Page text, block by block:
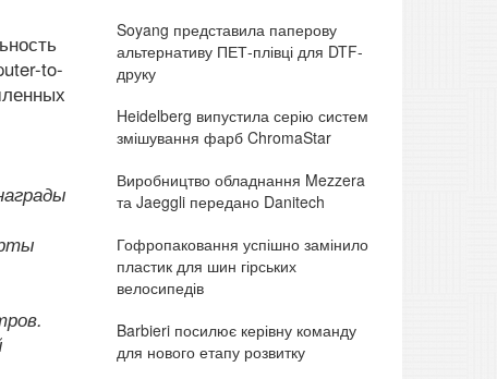
to-
Soyang представила паперову
альтернативу ПЕТ-плівці для DTF-
друку
Heidelberg випустила серію систем
змішування фарб ChromaStar
Виробництво обладнання Mezzera
та Jaeggli передано Danitech
Гофропаковання успішно замінило
пластик для шин гірських
велосипедів
Barbieri посилює керівну команду
для нового етапу розвитку